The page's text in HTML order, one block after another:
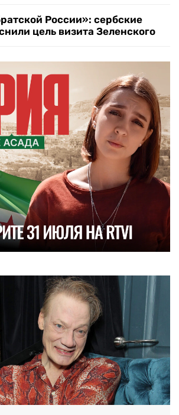
России»: сербские
цель визита Зеленского